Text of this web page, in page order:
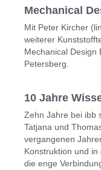
Mechanical
Mit Peter Kircher
weiterer
Mechanical Design
Petersberg.
10 Jahre
Zehn Jahre bei ibb
Tatjana und
vergangenen
Konstruktion und
die enge